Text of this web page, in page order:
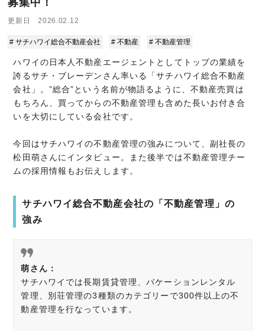
募集中！
更新日 2026.02.12
# サチハワイ総合不動産会社 # 不動産 # 不動産管理
ハワイの日本人不動産エージェントとしてトップの業績を
誇るサチ・ブレーデンさん率いる「サチハワイ総合不動産
会社」。”総合”という名前が物語るように、不動産売買は
もちろん、買ってからの不動産管理も含めた長いお付き合
いを大切にしている会社です。
今回はサチハワイの不動産管理の強みについて、副社長の
松田萌さんにインタビュー。また後半では不動産管理チー
ムの採用情報もお伝えします。
サチハワイ総合不動産会社の「不動産管理」の
強み
萌さん：
サチハワイでは長期賃貸管理、バケーションレンタル
管理、別荘管理の3種類のカテゴリーで300件以上の不
動産管理を行なっています。